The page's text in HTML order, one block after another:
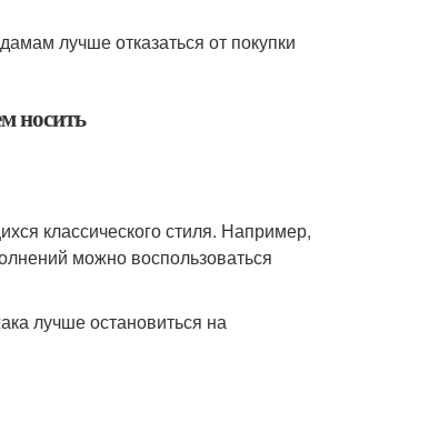
лучше отказаться от покупки
классического стиля. Например,
можно воспользоваться
лучше остановиться на